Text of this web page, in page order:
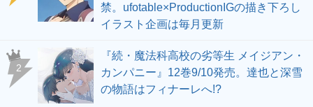
禁。ufotable×ProductionIGの描き下ろし
イラスト企画は毎月更新
2
『続・魔法科高校の劣等生 メイジアン・
カンパニー』12巻9/10発売。達也と深雪
の物語はフィナーレへ!?